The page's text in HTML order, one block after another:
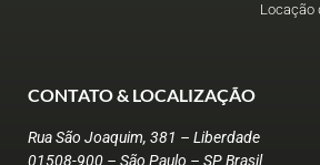
Locação
CONTATO & LOCALIZAÇÃO
Rua São Joaquim, 381 – Liberdade
01508-900 – São Paulo – SP Brasil